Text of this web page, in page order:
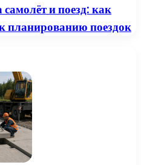
и поезд: как
планированию поездок